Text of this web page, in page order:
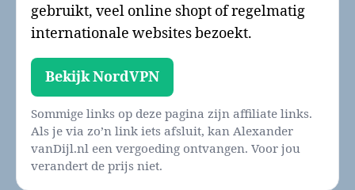
gebruikt, veel online shopt of regelmatig
internationale websites bezoekt.
Bekijk NordVPN
Sommige links op deze pagina zijn affiliate links.
Als je via zo’n link iets afsluit, kan Alexander
vanDijl.nl een vergoeding ontvangen. Voor jou
verandert de prijs niet.